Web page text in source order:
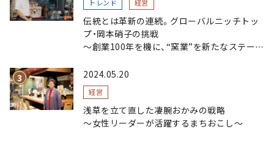
トレンド 経営
伝統とは革新の連続。グローバルニッチトッ
プ・岡本硝子の挑戦
～創業100年を機に、“窯業”を新たなステージ
略～
2024.05.20
経営
浅草を立て直した凄腕おかみの戦略
〜女性リーダーが活躍するまちおこし〜